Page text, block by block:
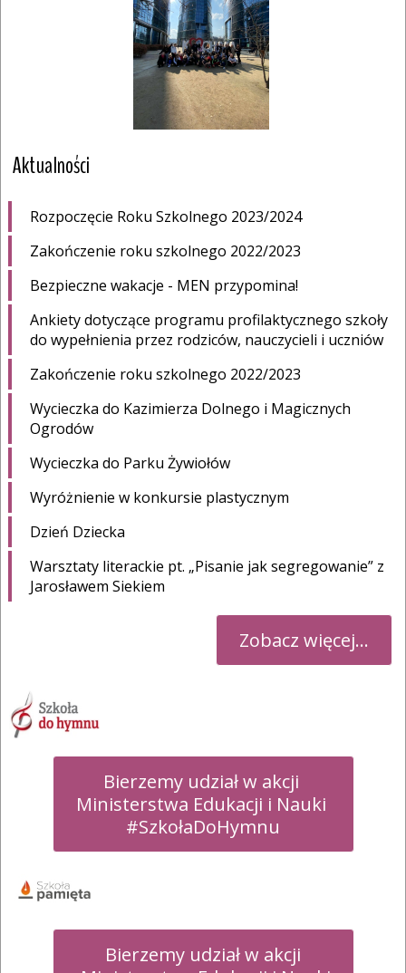
Aktualności
Rozpoczęcie Roku Szkolnego 2023/2024
Zakończenie roku szkolnego 2022/2023
Bezpieczne wakacje - MEN przypomina!
Ankiety dotyczące programu profilaktycznego szkoły
do wypełnienia przez rodziców, nauczycieli i uczniów
Zakończenie roku szkolnego 2022/2023
Wycieczka do Kazimierza Dolnego i Magicznych
Ogrodów
Wycieczka do Parku Żywiołów
Wyróżnienie w konkursie plastycznym
Dzień Dziecka
Warsztaty literackie pt. „Pisanie jak segregowanie” z
Jarosławem Siekiem
Zobacz więcej...
Bierzemy udział w akcji
Ministerstwa Edukacji i Nauki
#SzkołaDoHymnu
Bierzemy udział w akcji